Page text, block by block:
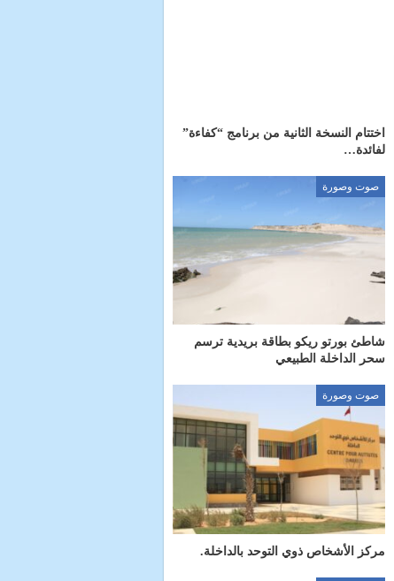
اختتام النسخة الثانية من برنامج “كفاءة”
لفائدة…
صوت وصورة
شاطئ بورتو ريكو بطاقة بريدية ترسم
سحر الداخلة الطبيعي
صوت وصورة
مركز الأشخاص ذوي التوحد بالداخلة.